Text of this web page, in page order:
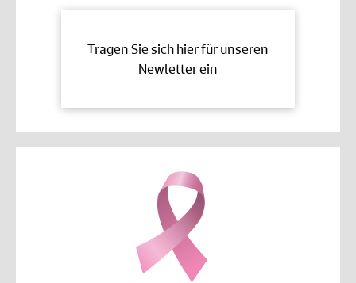
Tragen Sie sich hier für unseren
Newletter ein